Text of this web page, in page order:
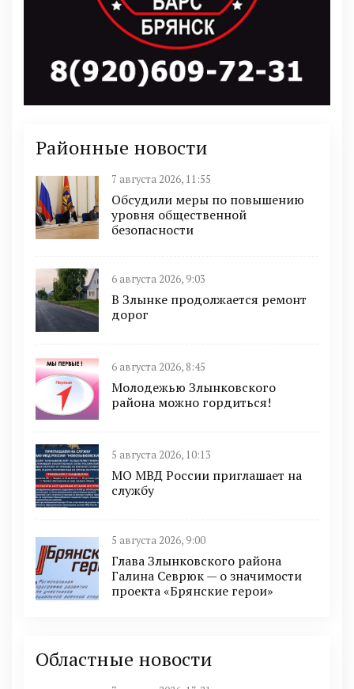
Районные новости
7 августа 2026, 11:55
Обсудили меры по повышению
уровня общественной
безопасности
6 августа 2026, 9:03
В Злынке продолжается ремонт
дорог
6 августа 2026, 8:45
Молодежью Злынковского
района можно гордиться!
5 августа 2026, 10:13
МО МВД России приглашает на
службу
5 августа 2026, 9:00
Глава Злынковского района
Галина Севрюк — о значимости
проекта «Брянские герои»
Областные новости